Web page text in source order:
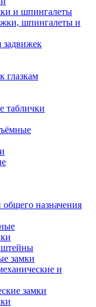
и шпингалеты
шпингалеты и
задвижек
глазкам
таблички
назначения
замки
и
замки